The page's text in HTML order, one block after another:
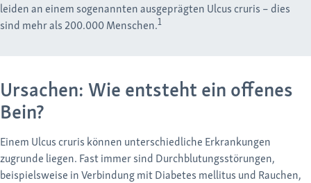
leiden an einem sogenannten ausgeprägten Ulcus cruris – dies
sind mehr als 200.000 Menschen.1
Ursachen: Wie entsteht ein offenes
Bein?
Einem Ulcus cruris können unterschiedliche Erkrankungen
zugrunde liegen. Fast immer sind Durchblutungsstörungen,
beispielsweise in Verbindung mit Diabetes mellitus und Rauchen,